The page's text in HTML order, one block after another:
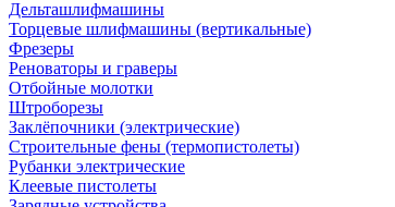
Дельташлифмашины
Торцевые шлифмашины (вертикальные)
Фрезеры
Реноваторы и граверы
Отбойные молотки
Штроборезы
Заклёпочники (электрические)
Строительные фены (термопистолеты)
Рубанки электрические
Клеевые пистолеты